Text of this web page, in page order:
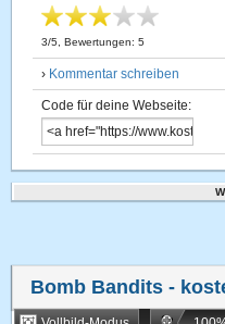
3/5 , Bewertungen:5
› Kommentar schreiben
Code für deine Webseite:
Bomb Bandits -